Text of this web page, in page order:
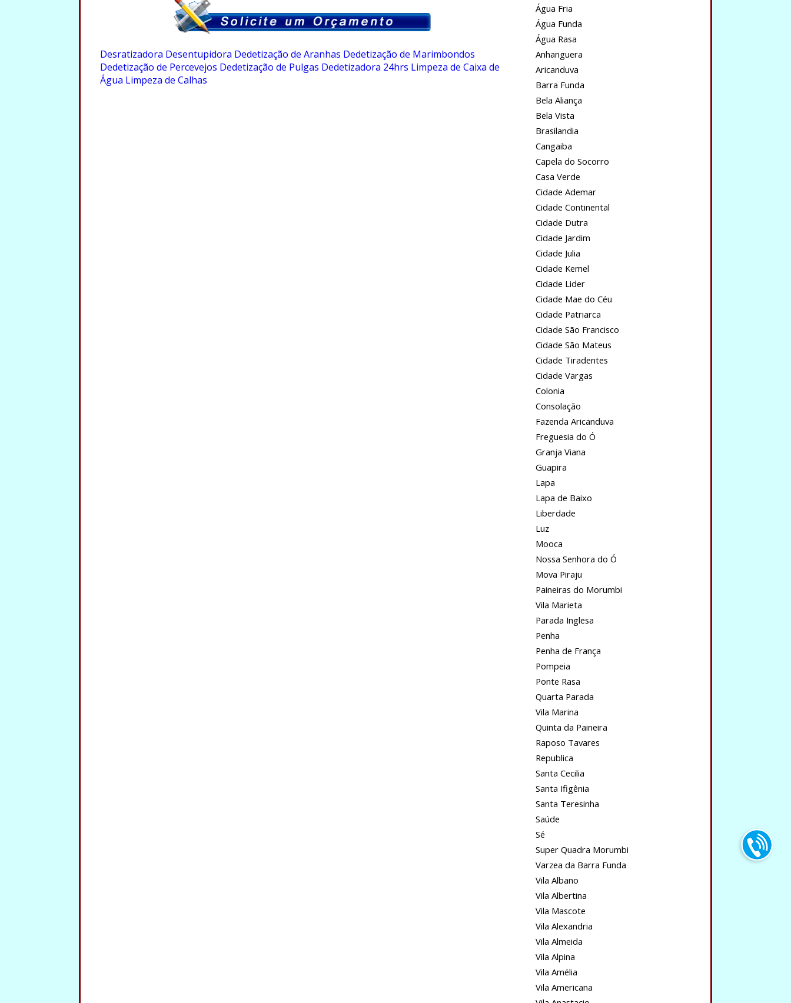
Desratizadora Desentupidora Dedetização de Aranhas Dedetização de Marimbondos
Dedetização de Percevejos Dedetização de Pulgas Dedetizadora 24hrs Limpeza de Caixa de
Água Limpeza de Calhas
Água Fria
Água Funda
Água Rasa
Anhanguera
Aricanduva
Barra Funda
Bela Aliança
Bela Vista
Brasilandia
Cangaiba
Capela do Socorro
Casa Verde
Cidade Ademar
Cidade Continental
Cidade Dutra
Cidade Jardim
Cidade Julia
Cidade Kemel
Cidade Lider
Cidade Mae do Céu
Cidade Patriarca
Cidade São Francisco
Cidade São Mateus
Cidade Tiradentes
Cidade Vargas
Colonia
Consolação
Fazenda Aricanduva
Freguesia do Ó
Granja Viana
Guapira
Lapa
Lapa de Baixo
Liberdade
Luz
Mooca
Nossa Senhora do Ó
Mova Piraju
Paineiras do Morumbi
Vila Marieta
Parada Inglesa
Penha
Penha de França
Pompeia
Ponte Rasa
Quarta Parada
Vila Marina
Quinta da Paineira
Raposo Tavares
Republica
Santa Cecilia
Santa Ifigênia
Santa Teresinha
Saúde
Sé
Super Quadra Morumbi
Varzea da Barra Funda
Vila Albano
Vila Albertina
Vila Mascote
Vila Alexandria
Vila Almeida
Vila Alpina
Vila Amélia
Vila Americana